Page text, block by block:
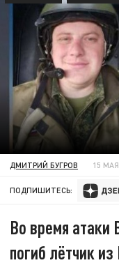
ДМИТРИЙ БУГРОВ 15 МАЯ
ПОДПИШИТЕСЬ:
Во время атаки
погиб лётчик